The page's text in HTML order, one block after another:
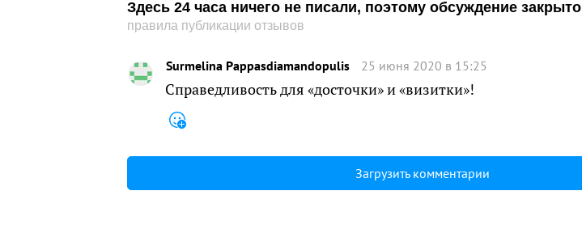
Здесь 24 часа ничего не писали, поэтому обсуждение закрыто
правила публикации отзывов
Surmelina Pappasdiamandopulis 25 июня 2020 в 15:25
Справедливость для «досточки» и «визитки»!
Загрузить комментарии